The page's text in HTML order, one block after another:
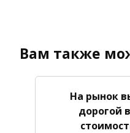
Вам также
На рынок
дорогой